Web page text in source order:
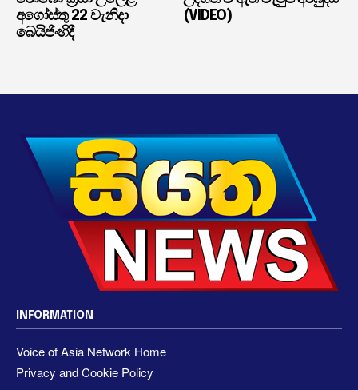
අගෝස්තු 22 වැනිදා
බෙයිජිංහිදී
(VIDEO)
INFORMATION
Voice of Asia Network Home
Privacy and Cookie Policy